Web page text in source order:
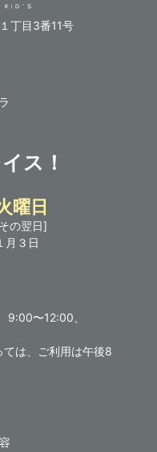
丁目3番11号
ス！
曜日
の翌日]
月３日
9:00〜12:00、
は、ご利用は午後8